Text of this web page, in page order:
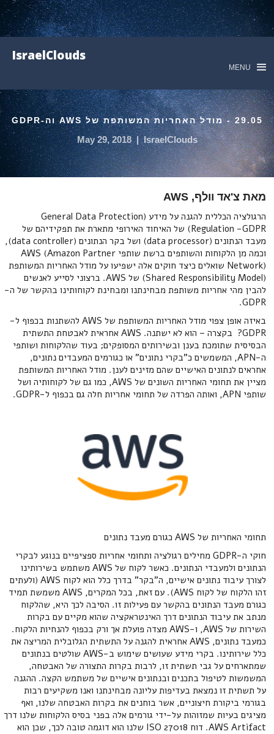
IsraelClouds
MENU
29.05 - מודל האחריות המשותפת של AWS וה-GDPR
IsraelClouds
|
May 29, 2018
מאת צ'אד וולף, AWS
הרגולציה הכללית להגנה על מידע (General Data Protection
Regulation -GDPR) של האיחוד האירופי מתארת את תפקידיהם של
מעבד הנתונים (data processor) ושל בקר הנתונים (data controller),
וכמה מן הלקוחות והשותפים ברשת שותפי AWS (Amazon Partner
Network) שואלים כיצד חוקים אלה ישפיעו על מודל האחריות המשותפת
(Shared Responsibility Model) של AWS. ברצוני לסייע לאנשים
להבין מהי אחריות משותפת מבחינתנו ומבחינת לקוחותינו בהקשר של ה-
GDPR.
באיזה אופן צפוי מודל האחריות המשותפת של AWS להשתנות בכפוף ל-
GDPR? בקצרה – הוא לא ישתנה. AWS אחראית לאבטחת התשתית
הבסיסית שתומכת בענן ובשירותים המסופקים; בעוד שהלקוחות ושותפי
ה-APN, המשמשים כ"בקרי נתונים" או כגורמים המעבדים נתונים,
אחראים לנתונים האישיים שהם מזינים לענן. מודל האחריות המשותפת
מציין את תחומי האחריות השונים של AWS, כמו גם של לקוחותיה ושל
שותפי APN, ואותה הפרדה של תחומי אחריות חלה גם בכפוף ל-GDPR.
תחומי האחריות של AWS כגורם מעבד נתונים
חוקי ה-GDPR מחילים רגולציה ותחומי אחריות ספציפיים בנוגע לבקרי
הנתונים ולמעבדי הנתונים. כאשר לקוח של AWS משתמש בשירותינו
לצורך עיבוד נתונים אישיים, ה"בקר" בדרך כלל הוא לקוח AWS (ולעתים
זהו הלקוח של לקוח AWS). עם זאת, בכל המקרים, AWS משמשת תמיד
כגורם מעבד הנתונים בהקשר עם פעילות זו. הסיבה לכך היא, שהלקוח
מנתב את עיבוד הנתונים דרך האינטראקציה שהוא מקיים עם בקרות
השירות של AWS, ו-AWS מצדה פועלת אך ורק בכפוף להנחיות הלקוח.
כמעבד נתונים, AWS אחראית להגנה על התשתית הגלובלית המריצה את
כלל שירותינו. בקרי מידע שעושים שימוש ב-AWS שולטים בנתונים
שמתארחים על גבי תשתית זו, לרבות בקרות התצורה של האבטחה,
המשמשות לטיפול בתכנים ובנתונים אישיים של משתמש הקצה. ההגנה
על תשתית זו נמצאת בעדיפות עליונה מבחינתנו ואנו משקיעים רבות
בגורמי ביקורת חיצוניים, אשר בוחנים את בקרות האבטחה שלנו, ואף
מציגים בעיות שמזוהות על-ידי גורמים אלה בפני בסיס הלקוחות שלנו דרך
AWS Artifact. דוח ISO 27018 שלנו הוא דוגמה טובה לכך, שכן הוא